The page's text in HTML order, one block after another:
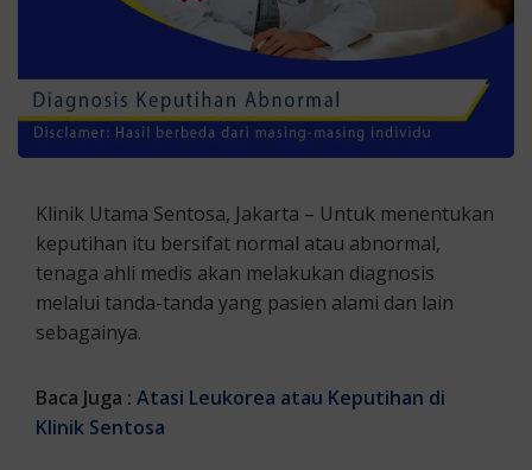
Klinik Utama Sentosa, Jakarta – Untuk menentukan
keputihan itu bersifat normal atau abnormal,
tenaga ahli medis akan melakukan diagnosis
melalui tanda-tanda yang pasien alami dan lain
sebagainya.
Baca Juga : Atasi Leukorea atau Keputihan di
Klinik Sentosa